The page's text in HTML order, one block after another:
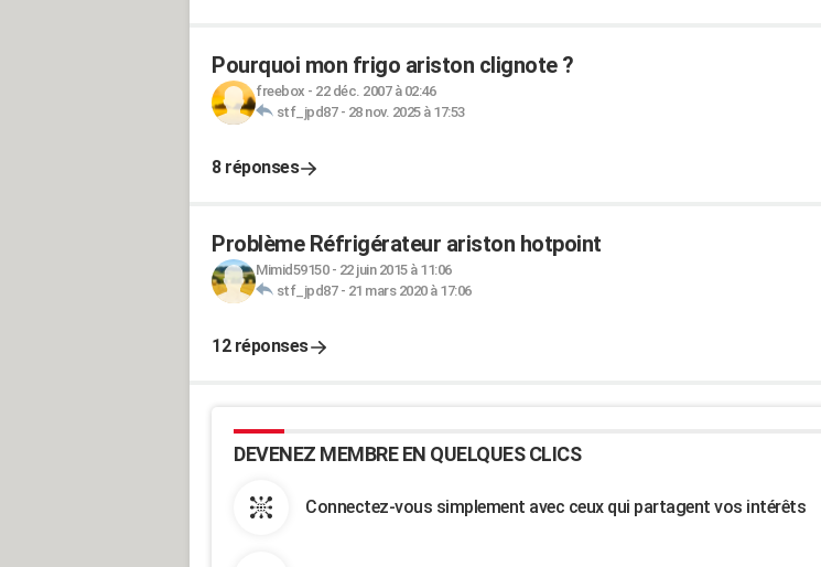
Pourquoi mon frigo ariston clignote ?
freebox - 22 déc. 2007 à 02:46
stf_jpd87- 28 nov. 2025 à 17:53
8 réponses
Problème Réfrigérateur ariston hotpoint
Mimid59150- 22 juin 2015 à 11:06
stf_jpd87- 21 mars 2020 à 17:06
12 réponses
DEVENEZ MEMBRE EN QUELQUES CLICS
Connectez-vous simplement avec ceux qui partagent vos intérêts